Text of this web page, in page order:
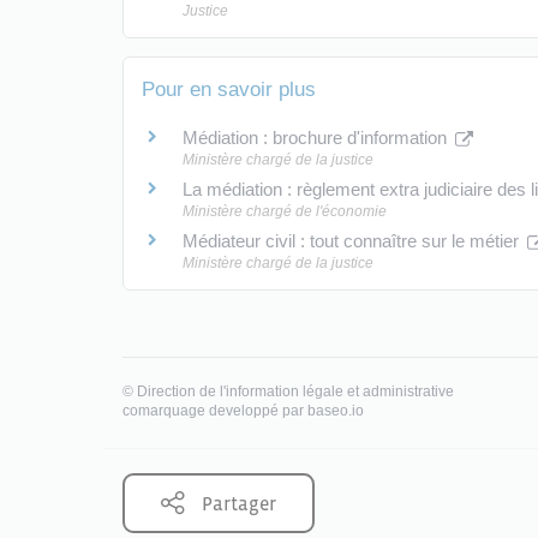
Justice
Pour en savoir plus
Médiation : brochure d'information
Ministère chargé de la justice
La médiation : règlement extra judiciaire des
Ministère chargé de l'économie
Médiateur civil : tout connaître sur le métier
Ministère chargé de la justice
© Direction de l'information légale et administrative
comarquage developpé par baseo.io
Partager